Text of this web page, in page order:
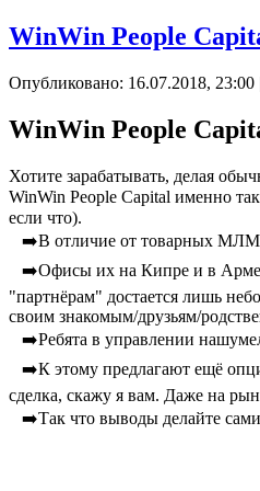
WinWin People
Опубликовано: 16.07.2018, 23:00
WinWin People
Хотите зарабатывать, делая
WinWin People Capital именно
если что).
⠀➡️В отличие от товарных МЛМ
⠀➡️Офисы их на Кипре и в
"партнёрам" достается лишь
своим знакомым/друзьям/
⠀➡️Ребята в управлении
⠀➡️К этому предлагают ещё
сделка, скажу я вам. Даже на
⠀➡️Так что выводы делайте